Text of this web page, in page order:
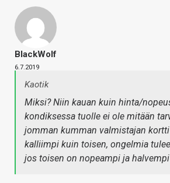
BlackWolf
6.7.2019
Kaotik
Miksi? Niin kauan kuin hinta/
kondiksessa tuolle ei ole mitään
jomman kumman valmistajan
kalliimpi kuin toisen, ongelmia
jos toisen on nopeampi ja halvempi